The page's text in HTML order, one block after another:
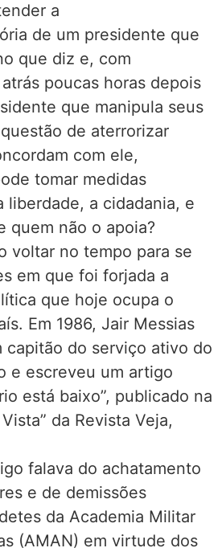
a
de um presidente que
que diz e, com
poucas horas depois
que manipula seus
de aterrorizar
com ele,
tomar medidas
liberdade, a cidadania, e
quem não o apoia?
voltar no tempo para se
em que foi forjada a
que hoje ocupa o
Em 1986, Jair Messias
capitão do serviço ativo do
e escreveu um artigo
está baixo”, publicado na
da Revista Veja,
falava do achatamento
e de demissões
da Academia Militar
(AMAN) em virtude dos